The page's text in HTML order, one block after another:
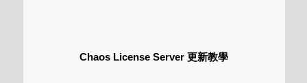
Chaos License Server 更新教學